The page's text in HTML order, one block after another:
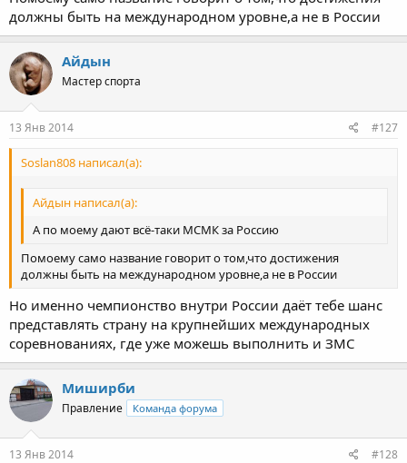
должны быть на международном уровне,а не в России
Айдын
Мастер спорта
13 Янв 2014 #127
Soslan808 написал(а):
Айдын написал(а):
А по моему дают всё-таки МСМК за Россию
Помоему само название говорит о том,что достижения
должны быть на международном уровне,а не в России
Но именно чемпионство внутри России даёт тебе шанс
представлять страну на крупнейших международных
соревнованиях, где уже можешь выполнить и ЗМС
Миширби
Правление Команда форума
13 Янв 2014 #128